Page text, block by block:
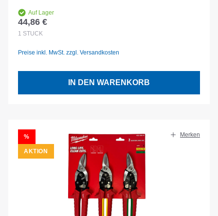
Auf Lager
Regulärer Preis:
44,86 €
1 STÜCK
Preise inkl. MwSt. zzgl. Versandkosten
IN DEN WARENKORB
RABATT
%
AKTION
Merken